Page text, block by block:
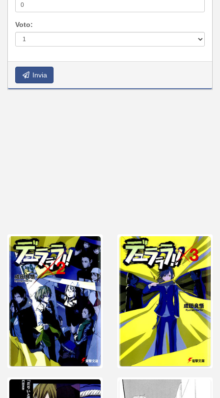
Voto:
Invia